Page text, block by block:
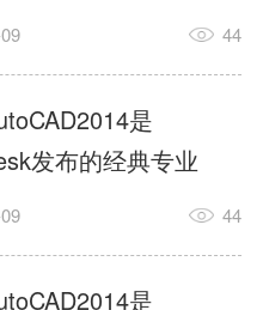
主打稳定2D施工图绘
程设计。版本新增图
、实景地理地图、
交流模块，优化命
纠错与图层批量管
44
是
发布的经典专业
设计软件，是工程
具。软件专注精准二
44
是